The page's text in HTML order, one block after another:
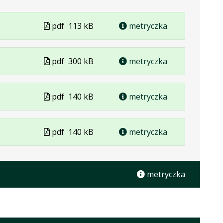
Plik
w
formacie
pdf 113 kB metryczka
Plik
w
formacie
pdf 300 kB metryczka
Plik
w
formacie
pdf 140 kB metryczka
Plik
w
pdf 140 kB metryczka
metryczka